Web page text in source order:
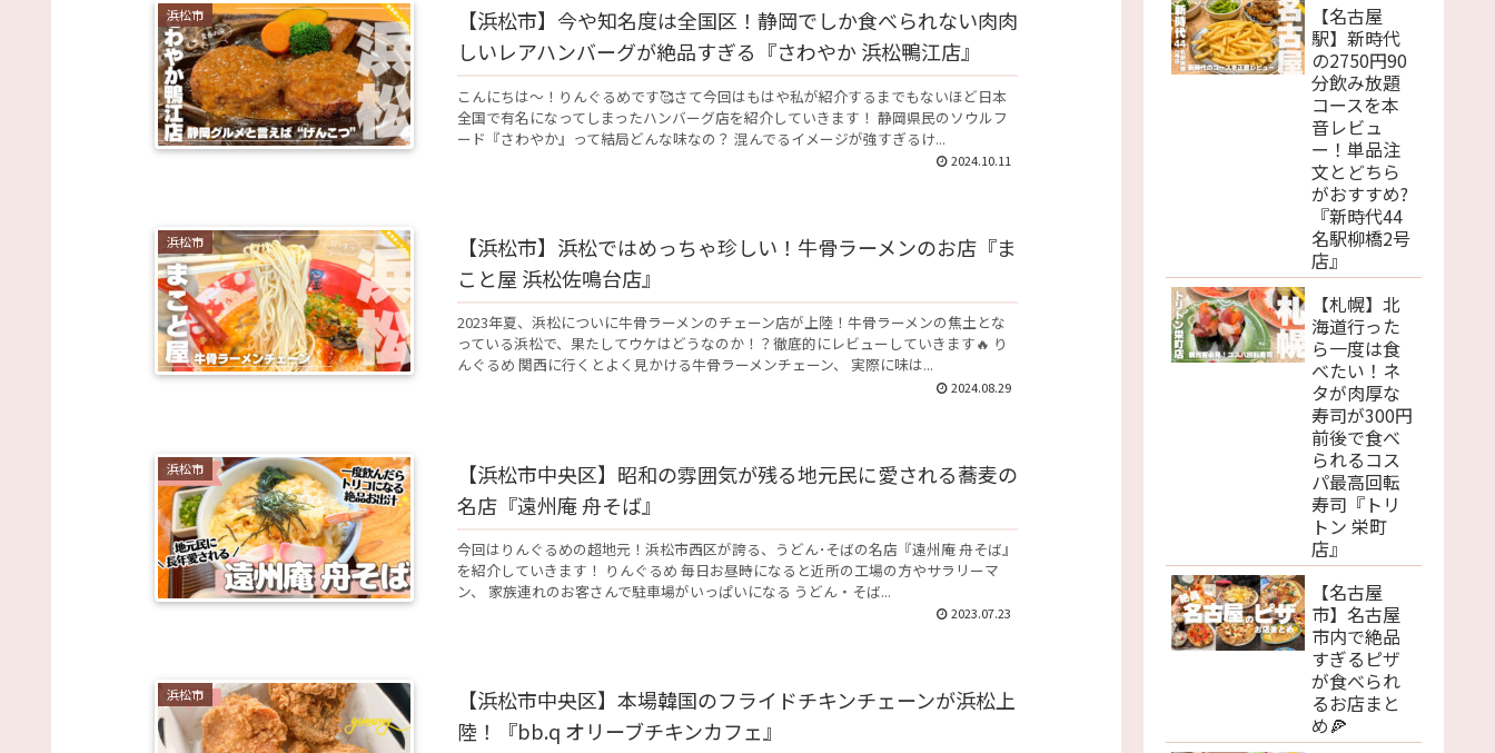
浜松市
【浜松市】今や知名度は全国区！静岡でしか食べられない肉肉
しいレアハンバーグが絶品すぎる『さわやか 浜松鴨江店』
こんにちは～！りんぐるめです🥰さて今回はもはや私が紹介するまでもないほど日本
全国で有名になってしまったハンバーグ店を紹介していきます！ 静岡県民のソウルフ
ード『さわやか』って結局どんな味なの？ 混んでるイメージが強すぎるけ...
2024.10.11
浜松市
【浜松市】浜松ではめっちゃ珍しい！牛骨ラーメンのお店『ま
こと屋 浜松佐鳴台店』
2023年夏、浜松についに牛骨ラーメンのチェーン店が上陸！牛骨ラーメンの焦土とな
っている浜松で、果たしてウケはどうなのか！？徹底的にレビューしていきます🔥 り
んぐるめ 関西に行くとよく見かける牛骨ラーメンチェーン、 実際に味は...
2024.08.29
浜松市
【浜松市中央区】昭和の雰囲気が残る地元民に愛される蕎麦の
名店『遠州庵 舟そば』
今回はりんぐるめの超地元！浜松市西区が誇る、うどん･そばの名店『遠州庵 舟そば』
を紹介していきます！ りんぐるめ 毎日お昼時になると近所の工場の方やサラリーマ
ン、 家族連れのお客さんで駐車場がいっぱいになる うどん・そば...
2023.07.23
浜松市
【浜松市中央区】本場韓国のフライドチキンチェーンが浜松上
陸！『bb.q オリーブチキンカフェ』
【名古屋
駅】新時代
の2750円90
分飲み放題
コースを本
音レビュ
ー！単品注
文とどちら
がおすすめ?
『新時代44
名駅柳橋2号
店』
【札幌】北
海道行った
ら一度は食
べたい！ネ
タが肉厚な
寿司が300円
前後で食べ
られるコス
パ最高回転
寿司『トリ
トン 栄町
店』
【名古屋
市】名古屋
市内で絶品
すぎるピザ
が食べられ
るお店まと
め🍕